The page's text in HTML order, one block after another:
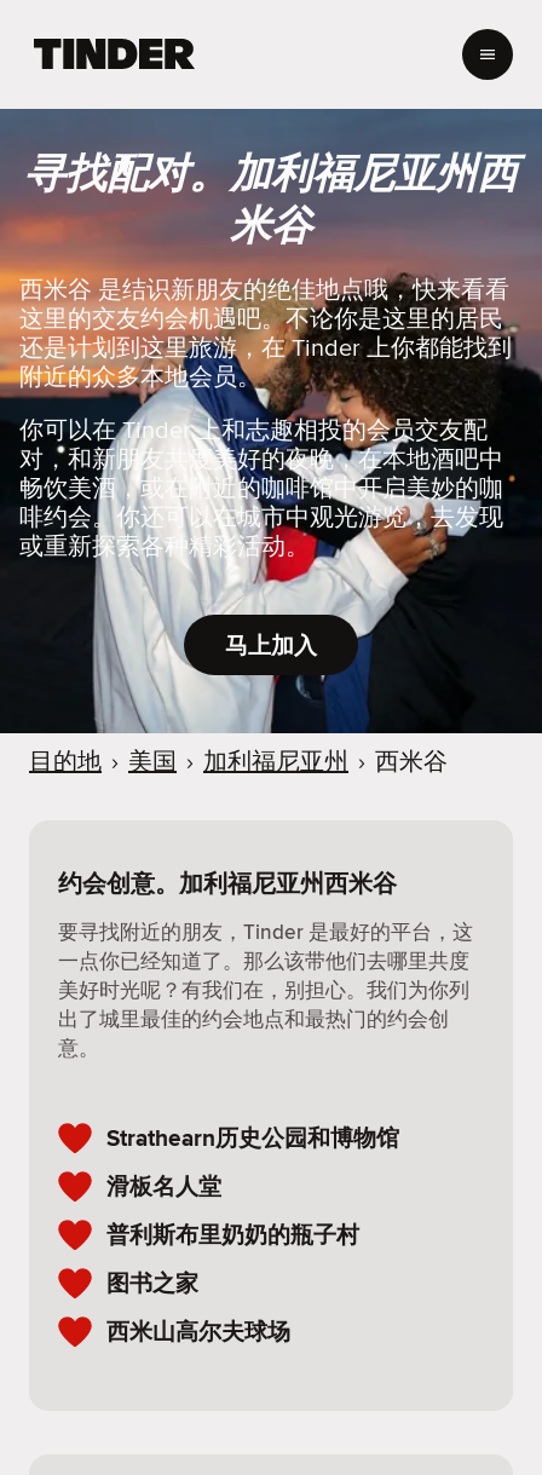
r
寻找配对。加利福尼亚州西
米谷
西米谷 是结识新朋友的绝佳地点哦，快来看看
这里的交友约会机遇吧。不论你是这里的居民
还是计划到这里旅游，在 Tinder 上你都能找到
附近的众多本地会员。
你可以在 Tinder 上和志趣相投的会员交友配
对，和新朋友共度美好的夜晚，在本地酒吧中
畅饮美酒，或在附近的咖啡馆中开启美妙的咖
啡约会。你还可以在城市中观光游览，去发现
或重新探索各种精彩活动。
马上加入
目的地 › 美国 › 加利福尼亚州 › 西米谷
约会创意。加利福尼亚州西米谷
要寻找附近的朋友，Tinder 是最好的平台，这
一点你已经知道了。那么该带他们去哪里共度
美好时光呢？有我们在，别担心。我们为你列
出了城里最佳的约会地点和最热门的约会创
意。
Strathearn历史公园和博物馆
滑板名人堂
普利斯布里奶奶的瓶子村
图书之家
西米山高尔夫球场